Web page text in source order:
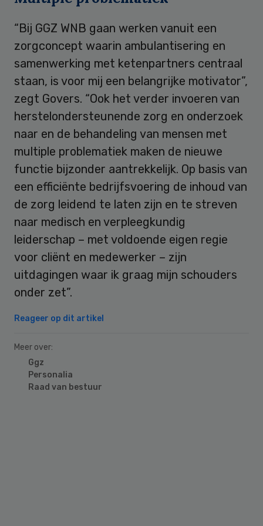
“Bij GGZ WNB gaan werken vanuit een
zorgconcept waarin ambulantisering en
samenwerking met ketenpartners centraal
staan, is voor mij een belangrijke motivator”,
zegt Govers. “Ook het verder invoeren van
herstelondersteunende zorg en onderzoek
naar en de behandeling van mensen met
multiple problematiek maken de nieuwe
functie bijzonder aantrekkelijk. Op basis van
een efficiënte bedrijfsvoering de inhoud van
de zorg leidend te laten zijn en te streven
naar medisch en verpleegkundig
leiderschap – met voldoende eigen regie
voor cliënt en medewerker – zijn
uitdagingen waar ik graag mijn schouders
onder zet”.
Reageer op dit artikel
Meer over:
Ggz
Personalia
Raad van bestuur